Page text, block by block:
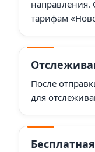
тарифам
После
для